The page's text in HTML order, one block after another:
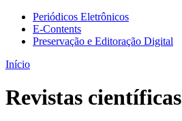
Periódicos Eletrônicos
E-Contents
Preservação e Editoração Digital
Início
Revistas científicas